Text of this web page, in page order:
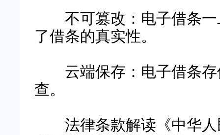
不可篡改：电子借条一
了借条的真实性。
云端保存：电子借条存
查。
法律条款解读《中华人